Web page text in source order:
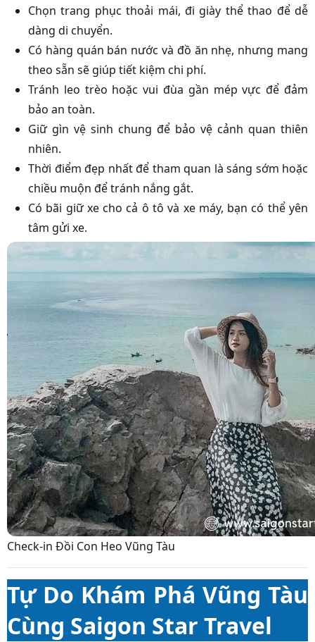
Chọn trang phục thoải mái, đi giày thể thao để dễ
dàng di chuyển.
Có hàng quán bán nước và đồ ăn nhẹ, nhưng mang
theo sẵn sẽ giúp tiết kiệm chi phí.
Tránh leo trèo hoặc vui đùa gần mép vực để đảm
bảo an toàn.
Giữ gìn vệ sinh chung để bảo vệ cảnh quan thiên
nhiên.
Thời điểm đẹp nhất để tham quan là sáng sớm hoặc
chiều muộn để tránh nắng gắt.
Có bãi giữ xe cho cả ô tô và xe máy, bạn có thể yên
tâm gửi xe.
Check-in Đồi Con Heo Vũng Tàu
Tự Do Khám Phá Vũng Tàu
Cùng Saigon Star Travel